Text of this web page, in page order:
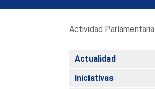
Actividad Parlamentaria
Actualidad
Iniciativas